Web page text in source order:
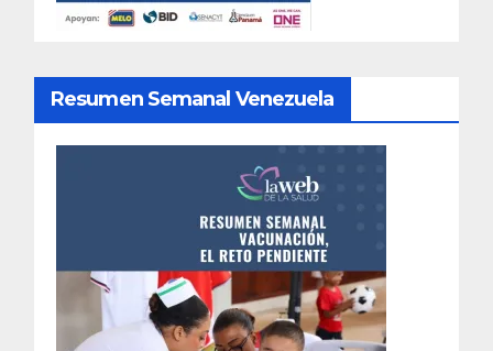
Resumen Semanal Venezuela